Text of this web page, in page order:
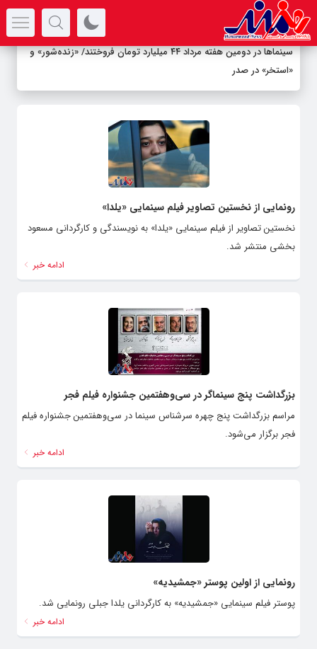
سینماها در دومین هفته‌ مرداد ۴۴ میلیارد تومان فروختند/ «زنده‌شور» و
«استخر» در صدر
رونمایی از نخستین تصاویر فیلم سینمایی «یلدا»
نخستین تصاویر از فیلم سینمایی «یلدا» به نویسندگی و کارگردانی مسعود
بخشی منتشر شد.
ادامه خبر
بزرگداشت پنج سینماگر در سی‌وهفتمین جشنواره فیلم فجر
مراسم بزرگداشت پنج چهره سرشناس سینما در سی‌وهفتمین جشنواره فیلم
فجر برگزار می‌شود.
ادامه خبر
رونمایی از اولین پوستر «جمشیدیه»
پوستر فیلم سینمایی «جمشیدیه» به کارگردانی یلدا جبلی رونمایی شد.
ادامه خبر